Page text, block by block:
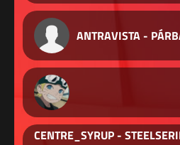
ANTRAVISTA -
CENTRE_SYRUP -